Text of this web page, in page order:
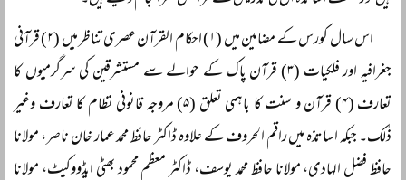
اس سال کورس کے مضامین میں (۱) احکام القرآن عصری تناظر میں (۲) قرآنی
جغرافیہ اور فلکیات (۳) قرآن پاک کے حوالے سے مستشرقین کی سرگرمیوں کا
تعارف (۴) قرآن و سنت کا باہمی تعلق (۵) مروجہ قانونی نظام کا تعارف وغیر
ذٰلک۔ جبکہ اساتذہ میں راقم الحروف کے علاوہ ڈاکٹر حافظ محمد عمار خان ناصر، مولانا
حافظ فضل الہادی، مولانا حافظ محمد یوسف، ڈاکٹر معظم محمود بھٹی ایڈووکیٹ، مولانا